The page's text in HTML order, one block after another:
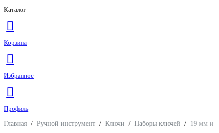
Каталог
Корзина
Избранное
Профиль
Главная / Ручной инструмент / Ключи / Наборы ключей / 19 мм и